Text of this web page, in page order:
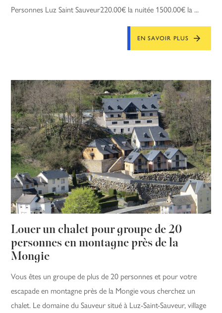
Personnes Luz Saint Sauveur220.00€ la nuitée 1500.00€ la ...
EN SAVOIR PLUS
Louer un chalet pour groupe de 20
personnes en montagne près de la
Mongie
Vous êtes un groupe de plus de 20 personnes et pour votre
escapade en montagne près de la Mongie vous cherchez un
chalet. Le domaine du Sauveur situé à Luz-Saint-Sauveur, village